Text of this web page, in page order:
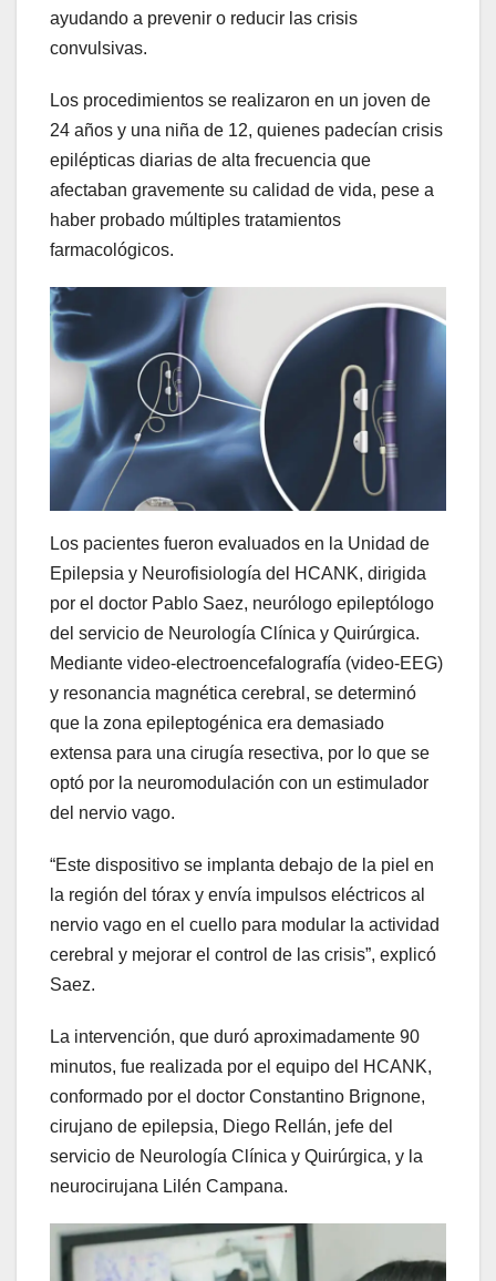
ayudando a prevenir o reducir las crisis
convulsivas.
Los procedimientos se realizaron en un joven de
24 años y una niña de 12, quienes padecían crisis
epilépticas diarias de alta frecuencia que
afectaban gravemente su calidad de vida, pese a
haber probado múltiples tratamientos
farmacológicos.
Los pacientes fueron evaluados en la Unidad de
Epilepsia y Neurofisiología del HCANK, dirigida
por el doctor Pablo Saez, neurólogo epileptólogo
del servicio de Neurología Clínica y Quirúrgica.
Mediante video-electroencefalografía (video-EEG)
y resonancia magnética cerebral, se determinó
que la zona epileptogénica era demasiado
extensa para una cirugía resectiva, por lo que se
optó por la neuromodulación con un estimulador
del nervio vago.
“Este dispositivo se implanta debajo de la piel en
la región del tórax y envía impulsos eléctricos al
nervio vago en el cuello para modular la actividad
cerebral y mejorar el control de las crisis”, explicó
Saez.
La intervención, que duró aproximadamente 90
minutos, fue realizada por el equipo del HCANK,
conformado por el doctor Constantino Brignone,
cirujano de epilepsia, Diego Rellán, jefe del
servicio de Neurología Clínica y Quirúrgica, y la
neurocirujana Lilén Campana.